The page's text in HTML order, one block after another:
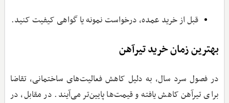
قبل از خرید عمده، درخواست نمونه یا گواهی کیفیت کنید.
بهترین زمان خرید تیرآهن
در فصول سرد سال، به دلیل کاهش فعالیت‌های ساختمانی، تقاضا
برای تیرآهن کاهش یافته و قیمت‌ها پایین‌تر می‌آیند. در مقابل، در